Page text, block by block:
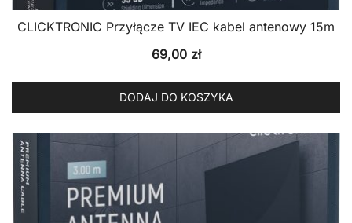
CLICKTRONIC Przyłącze TV IEC kabel antenowy 15m
69,00 zł
DODAJ DO KOSZYKA